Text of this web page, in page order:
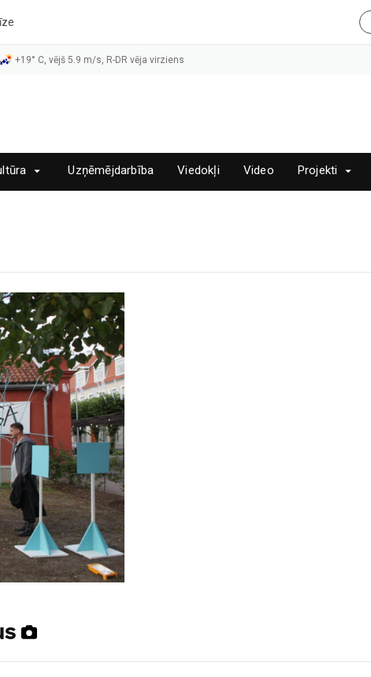
+19° C, vējš 5.9 m/s, R-DR vēja virziens
Uzņēmējdarbība Viedokļi Video Projekti